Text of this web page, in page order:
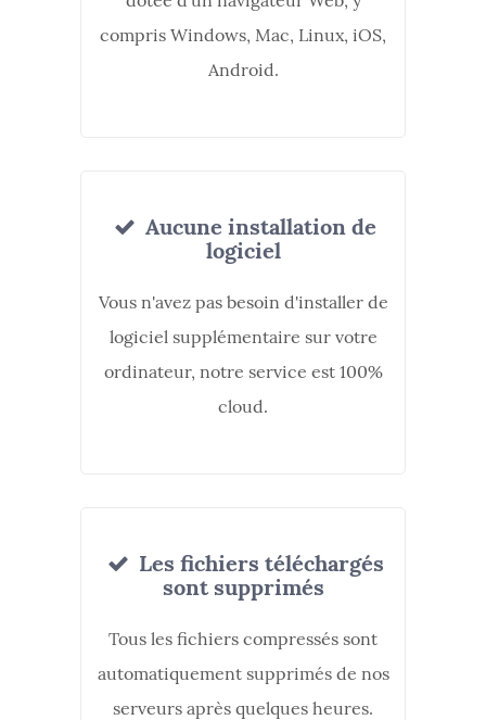
compris Windows, Mac, Linux, iOS,
Android.
Aucune installation de
logiciel
Vous n'avez pas besoin d'installer de
logiciel supplémentaire sur votre
ordinateur, notre service est 100%
cloud.
Les fichiers téléchargés
sont supprimés
Tous les fichiers compressés sont
automatiquement supprimés de nos
serveurs après quelques heures.